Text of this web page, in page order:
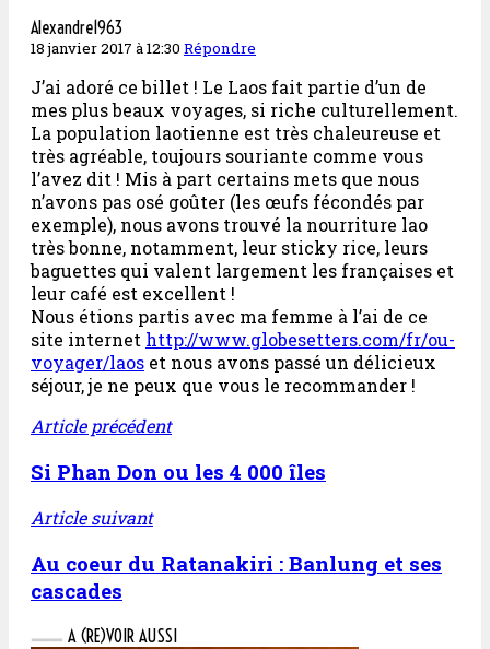
Alexandre1963
18 janvier 2017 à 12:30 Répondre
J’ai adoré ce billet ! Le Laos fait partie d’un de
mes plus beaux voyages, si riche culturellement.
La population laotienne est très chaleureuse et
très agréable, toujours souriante comme vous
l’avez dit ! Mis à part certains mets que nous
n’avons pas osé goûter (les œufs fécondés par
exemple), nous avons trouvé la nourriture lao
très bonne, notamment, leur sticky rice, leurs
baguettes qui valent largement les françaises et
leur café est excellent !
Nous étions partis avec ma femme à l’ai de ce
site internet http://www.globesetters.com/fr/ou-
voyager/laos et nous avons passé un délicieux
séjour, je ne peux que vous le recommander !
Article précédent
Si Phan Don ou les 4 000 îles
Article suivant
Au coeur du Ratanakiri : Banlung et ses
cascades
A (RE)VOIR AUSSI